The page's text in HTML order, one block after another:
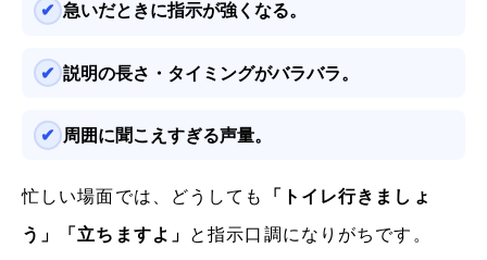
急いだときに指示が強くなる。
説明の長さ・タイミングがバラバラ。
周囲に聞こえすぎる声量。
忙しい場面では、どうしても 「トイレ行きましょ
う」「立ちますよ」 と指示口調になりがちです。